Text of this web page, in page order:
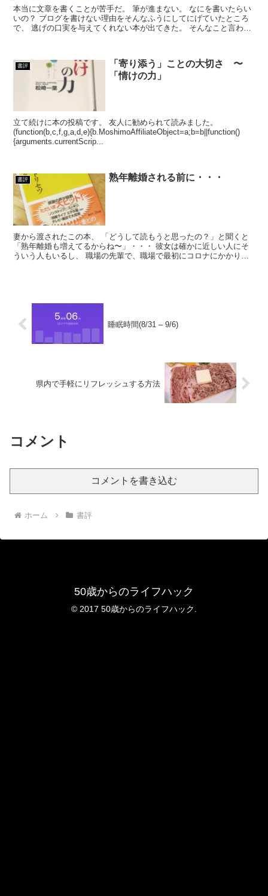
本当に文章を書くことが苦手だ。 筆が進まない。 なにを書いたらい
いの？ ブログを書けない理由をそんなふうにしてにげていたところ
で、 逃げの口実を与えてくれない本が出てきた。 そんなこと言われ
書評
「寄り添う」ことの大切さ 〜
「情けの力」
立て続けに本の投稿です。 友人に勧められて読みました。
(function(b,c,f,g,a,d,e){b.MoshimoAffiliateObject=a;b=b||function()
{arguments.currentScrip...
書評 熟年離婚される前に・・・
妻から渡されたこの本、 「どうして読もうと思ったの？」と聞くと
「熟年離婚も増えてるからね〜」・・・ 彼女は確かに近しい人にそ
ういう人もいるし、 職場の先輩で、職場で最初にコロナにかかり、
睡眠時間(8/31 – 9/6)
県内で手軽にリフレッシュする方法
コメント
コメントを書き込む
ホーム 書評
50歳からのライフハック
© 2017 50歳からのライフハック.